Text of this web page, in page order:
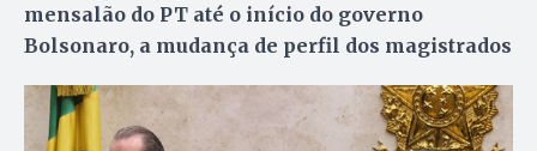
mensalão do PT até o início do governo
Bolsonaro, a mudança de perfil dos magistrados